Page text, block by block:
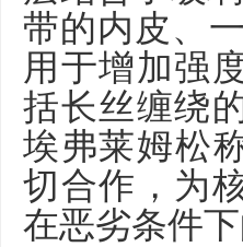
带的内皮、
用于增加强
括长丝缠绕
埃弗莱姆松
切合作，为
在恶劣条件